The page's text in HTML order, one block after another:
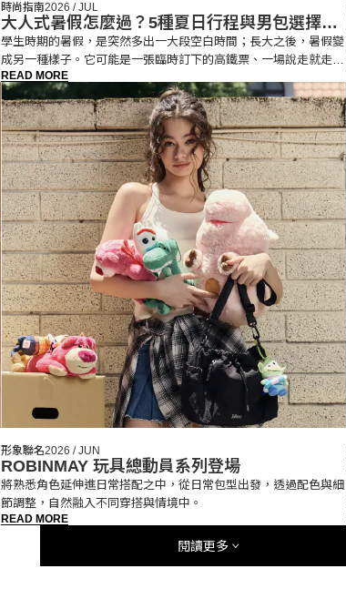
時尚指南2026 / JUL
大人式暑假怎麼過？5種夏日行程與男包選擇提
案
學生時期的暑假，是突然多出一大段空白時間；長大之後，暑假變
成另一種樣子。它可能是一張臨時訂下的高鐵票、一場說走就走的
兩天一夜，或是一個從白天延續到深夜的夏日行程
READ MORE
形象聯名2026 / JUN
ROBINMAY 玩具總動員系列登場
將熟悉角色延伸進日常搭配之中，從日常包型出發，透過配色與細
節調整，自然融入不同穿搭與情境中。
READ MORE
閱讀更多